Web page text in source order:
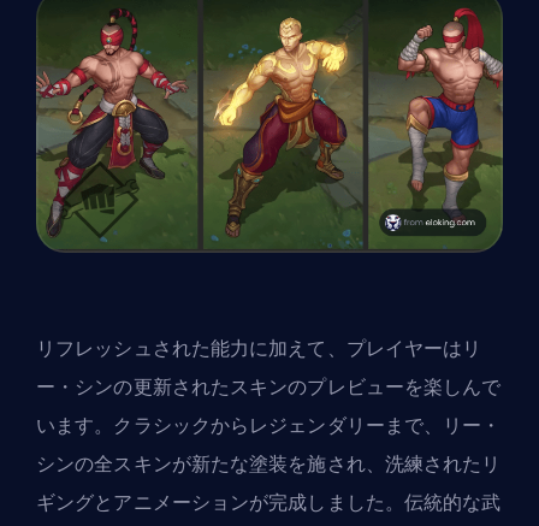
リフレッシュされた能力に加えて、プレイヤーはリ
ー・シンの更新されたスキンのプレビューを楽しんで
います。クラシックからレジェンダリーまで、
リー・
シンの全スキンが新たな塗装を施され、洗練されたリ
ギングとアニメーションが完成しました。伝統的な武